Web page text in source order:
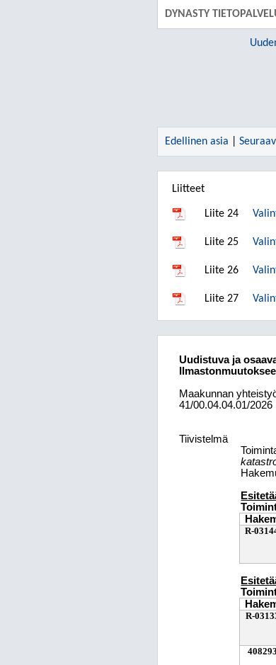
DYNASTY
Edellinen asia
Liitteet
Liite 24
Liite 25
Liite 26
Liite 27
Uudistuva ja
Maakunnan
41/00.04.04.01/2026
Tiivistelmä
R-
R-
408293